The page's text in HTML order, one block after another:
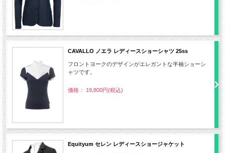
CAVALLO ノエラ レディースショーシャツ 25ss
フロントヨークのデザインがエレガントな半袖ショーシ
ャツです。
価格： 19,800円(税込)
Equityum セレン レディースショージャケット